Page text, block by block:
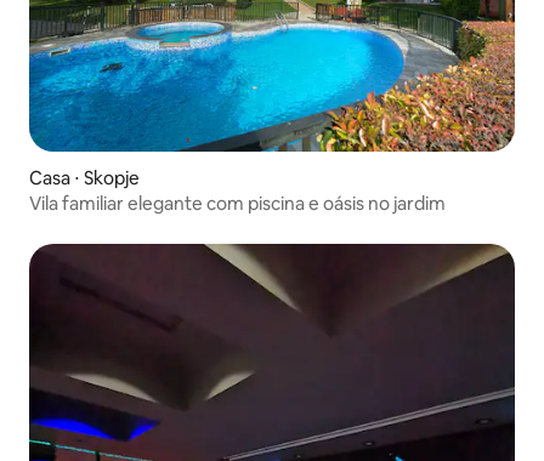
Casa ⋅ Skopje
Vila familiar elegante com piscina e oásis no jardim